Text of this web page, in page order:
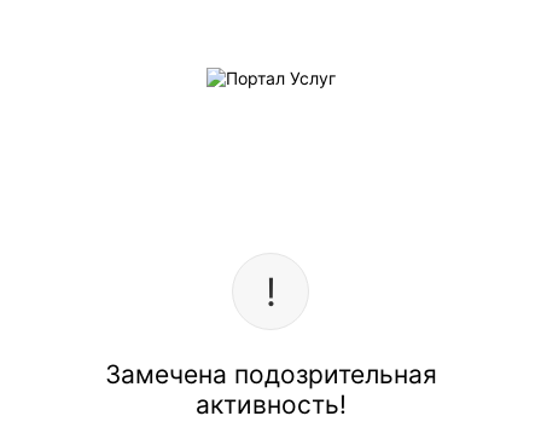
Замечена подозрительная
активность!